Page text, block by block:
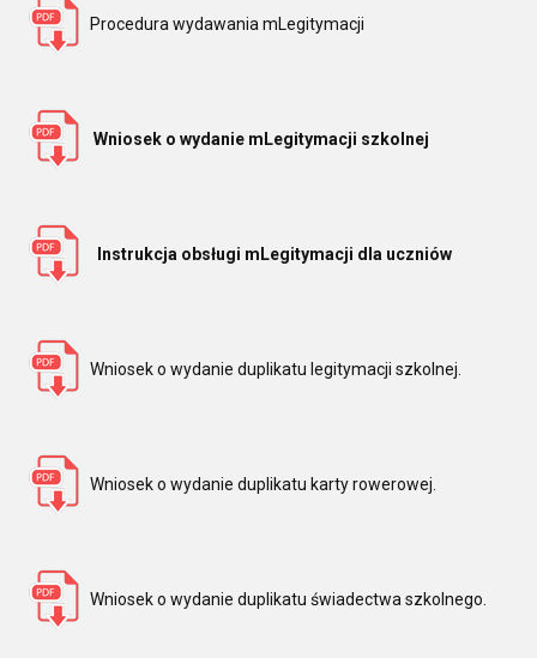
Procedura wydawania mLegitymacji
Wniosek o wydanie mLegitymacji szkolnej
Instrukcja obsługi mLegitymacji dla uczniów
Wniosek o wydanie duplikatu legitymacji szkolnej.
Wniosek o wydanie duplikatu karty rowerowej.
Wniosek o wydanie duplikatu świadectwa szkolnego.